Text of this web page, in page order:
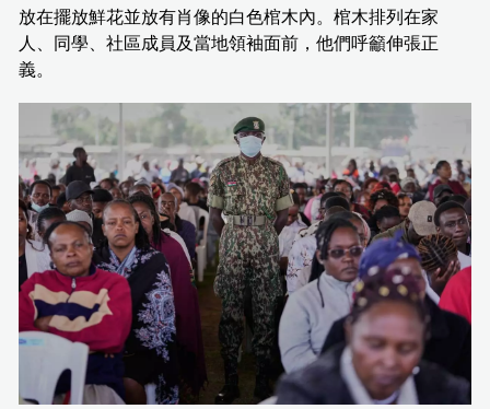
放在擺放鮮花並放有肖像的白色棺木內。棺木排列在家
人、同學、社區成員及當地領袖面前，他們呼籲伸張正
義。